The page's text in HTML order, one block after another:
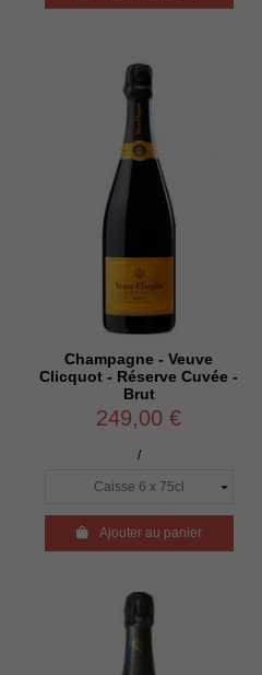
Champagne - Veuve
Clicquot - Réserve Cuvée -
Brut
249,00 €
/
Ajouter au panier